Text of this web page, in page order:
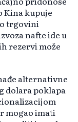
Kina kupuje
trgovini
nafte ide u
rezervi može
alternativne
dolara poklapa
mogao imati